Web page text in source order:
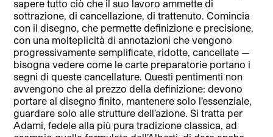
sapere tutto ciò che il suo lavoro ammette di
sottrazione, di cancellazione, di trattenuto. Comincia
con il disegno, che permette definizione e precisione,
con una molteplicità di annotazioni che vengono
progressivamente semplificate, ridotte, cancellate —
bisogna vedere come le carte preparatorie portano i
segni di queste cancellature. Questi pentimenti non
avvengono che al prezzo della definizione: devono
portare al disegno finito, mantenere solo l’essenziale,
guardare solo alle strutture dell’azione. Si tratta per
Adami, fedele alla più pura tradizione classica, ad